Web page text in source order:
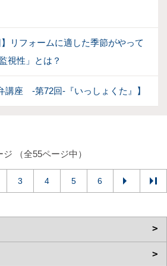
】リフォームに適した季節がやって
視性」とは？
講座 -第72回-『いっしょくた』】
ジ （全55ページ中）
3 4 5 6